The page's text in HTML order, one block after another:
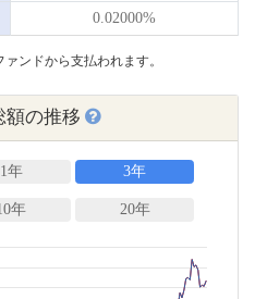
0.02000%
ンドから支払われます。
額の推移
1年 3年
年 20年